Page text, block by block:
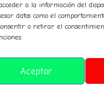
a la información del
datos como el
o retirar el
Aceptar
corresponsales
inteligencia artificial